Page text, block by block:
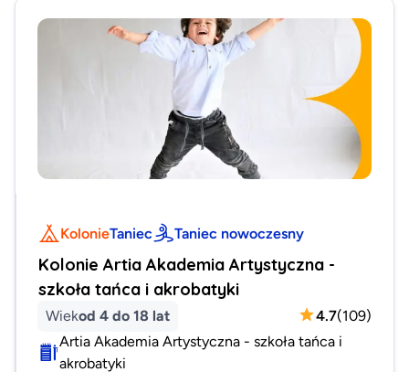
KolonieTaniec Taniec nowoczesny
Kolonie Artia Akademia Artystyczna -
szkoła tańca i akrobatyki
Wiekod 4 do 18 lat 4.7(109)
Artia Akademia Artystyczna - szkoła tańca i
akrobatyki